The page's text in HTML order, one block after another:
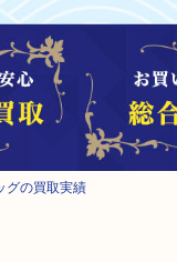
の買取実績